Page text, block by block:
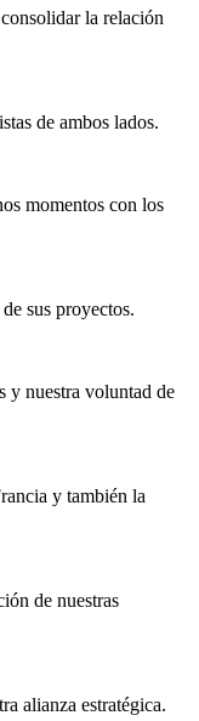
la relación
de ambos lados.
momentos con los
sus proyectos.
y nuestra voluntad de
y también la
de nuestras
alianza estratégica.